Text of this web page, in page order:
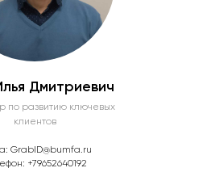
Дмитриевич
по развитию ключевых
клиентов
GrabID@bumfa.ru
+79652640192